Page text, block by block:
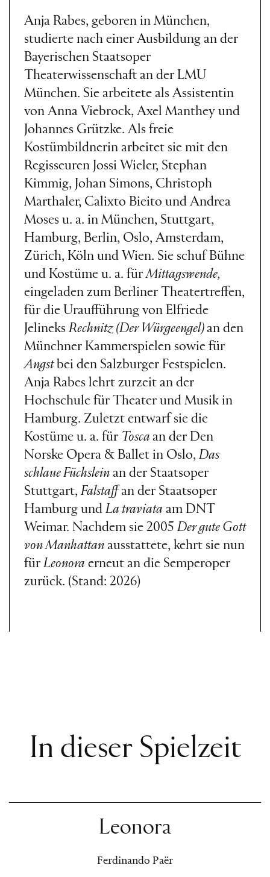
Anja Rabes, geboren in München,
studierte nach einer Ausbildung an der
Bayerischen Staatsoper
Theaterwissenschaft an der LMU
München. Sie arbeitete als Assistentin
von Anna Viebrock, Axel Manthey und
Johannes Grützke. Als freie
Kostümbildnerin arbeitet sie mit den
Regisseuren Jossi Wieler, Stephan
Kimmig, Johan Simons, Christoph
Marthaler, Calixto Bieito und Andrea
Moses u. a. in München, Stuttgart,
Hamburg, Berlin, Oslo, Amsterdam,
Zürich, Köln und Wien. Sie schuf Bühne
und Kostüme u. a. fürMittagswende,
eingeladen zum Berliner Theatertreffen,
für die Uraufführung von Elfriede
Jelineks Rechnitz (Der Würgeengel) an den
Münchner Kammerspielen sowie für
Angstbei den Salzburger Festspielen.
Anja Rabes lehrt zurzeit an der
Hochschule für Theater und Musik in
Hamburg. Zuletzt entwarf sie die
Kostüme u. a. für Tosca an der Den
Norske Opera & Ballet in Oslo, Das
schlaue Füchslein an der Staatsoper
Stuttgart, Falstaffan der Staatsoper
Hamburg und La traviata am DNT
Weimar. Nachdem sie 2005 Der gute Gott
von Manhattan ausstattete, kehrt sie nun
für Leonora erneut an die Semperoper
zurück. (Stand: 2026)
In dieser Spielzeit
Leonora
Ferdinando Paër